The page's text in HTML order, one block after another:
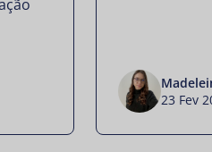
23 Fev